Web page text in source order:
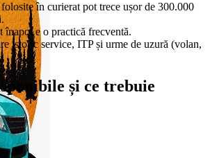
în curierat pot trece ușor de 300.000
înapoi e o practică frecventă.
istoric service, ITP și urme de uzură (volan,
și ce trebuie